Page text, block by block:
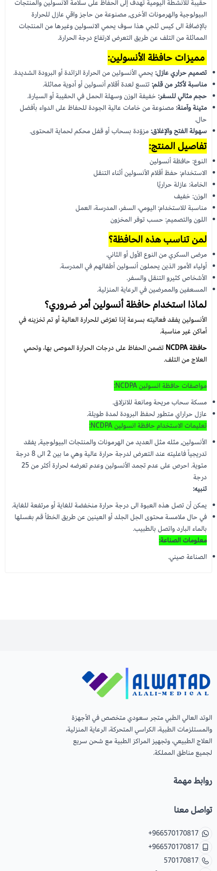
حقيبة للأنشطة اليومية تهدف إلى الحفاظ على سلامة الأنسولين والمنتجات
البيولوجية والهرمونات الأخرى, مصنوعة من حاجز واقي عازل للحرارة
بالإضافة الى كيس ثلجي هذا سوف يحمي الانسولين وغيرها من المنتجات
المماثلة من التلف عن طريق التعرض لارتفاع درجة الحرارة.
مميزات حافظة الأنسولين:
تصميم حراري عازل:يحمي الأنسولين من الحرارة الزائدة أو البرودة الشديدة.
مناسبة لأكثر من قلم:تتسع لعدة أقلام أنسولين أو أدوية مماثلة.
حجم مثالي للسفر:خفيفة الوزن وسهلة الحمل في الحقيبة أو السيارة.
متينة وآمنة:مصنوعة من خامات عالية الجودة للحفاظ على الدواء بأفضل
حال.
سهولة الفتح والإغلاق:مزوّدة بسحاب أو قفل محكم لحماية المحتوى.
تفاصيل المنتج:
النوع: حافظة أنسولين
الاستخدام: حفظ أقلام الأنسولين أثناء التنقل
الخامة: عازلة حراريًا
الوزن: خفيف
مناسبة للاستخدام: اليومي، السفر، المدرسة، العمل
اللون والتصميم: حسب توفر المخزون
لمن تناسب هذه الحافظة؟
مرضى السكري من النوع الأول أو الثاني.
أولياء الأمور الذين يحملون أنسولين أطفالهم في المدرسة.
الأشخاص كثيرو التنقل والسفر.
المسعفين والممرضين في الرعاية المنزلية.
لماذا استخدام حافظة أنسولين أمر ضروري؟
الأنسولين يفقد فعاليته بسرعة إذا تعرّض للحرارة العالية أو تم تخزينه في
أماكن غير مناسبة.
حافظة NCDPA
تضمن الحفاظ على درجات الحرارة الموصى بها، وتحمي
العلاج من التلف.
مواصفات حافظة انسولين NCDPA:
مسكة سحاب مريحة ومانعة للانزلاق.
عازل حراراي متطور لحفظ البرودة لمدة طويلة.
تعليمات الاستخدام حافظة انسولين NCDPA:
الأنسولين, مثله مثل العديد من الهرمونات والمنتجات البيولوجية, يفقد
تدريجياً فاعليته عند التعرض لدرجة حرارة عالية وهي ما بين 2 الى 8 درجة
مئوية. احرص على عدم تجمد الأنسولين وعدم تعرضه لحرارة أكثر من 25
درجة
تنبيه:
يمكن أن تصل هذه العبوة الى درجة حرارة منخفضة للغاية أو مرتفعة للغاية.
في حال ملامسة محتوى الجل الجلد أو العينين عن طريق الخطأ قم بغسلها
بالماء البارد واتصل بالطبيب.
معلومات الصناعة:
الصناعة صيني.
الوتد العالي الطبي متجر سعودي متخصص في الأجهزة
والمستلزمات الطبية، الكراسي المتحركة، الرعاية المنزلية،
العلاج الطبيعي، وتجهيز المراكز الطبية مع شحن سريع
لجميع مناطق المملكة.
روابط مهمة
تواصل معنا
+966570170817
+966570170817
570170817